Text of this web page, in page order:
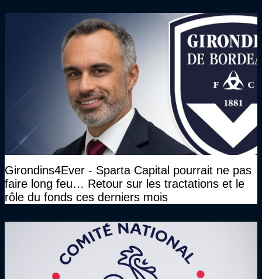
Girondins4Ever - Sparta Capital pourrait ne pas
faire long feu… Retour sur les tractations et le
rôle du fonds ces derniers mois